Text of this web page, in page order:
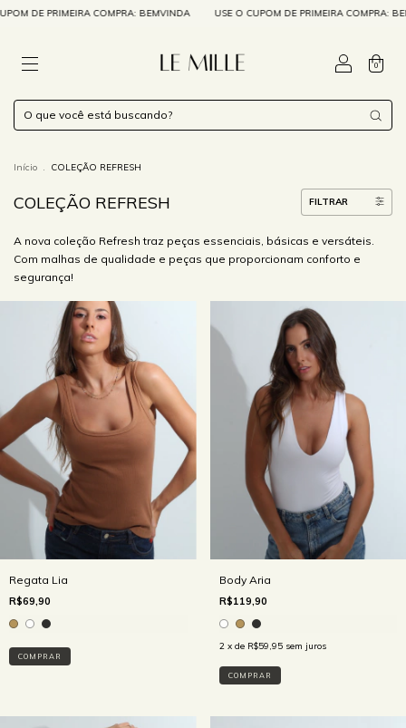
PRIMEIRA COMPRA: BEMVINDA USE O CUPOM DE PRIMEIRA COMPRA:
0
Início . COLEÇÃO REFRESH
COLEÇÃO REFRESH FILTRAR
A nova coleção Refresh traz peças essenciais, básicas e versáteis.
Com malhas de qualidade e peças que proporcionam conforto e
segurança!
Regata Lia
R$69,90
COMPRAR
Body Aria
R$119,90
2 x de R$59,95 sem juros
COMPRAR